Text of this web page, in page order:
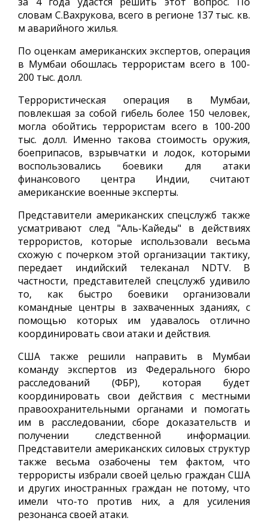
словам С.Вахрукова, всего в регионе 137 тыс. кв.
м аварийного жилья.
По оценкам американских экспертов, операция
в Мумбаи обошлась террористам всего в 100-
200 тыс. долл.
Террористическая операция в Мумбаи,
повлекшая за собой гибель более 150 человек,
могла обойтись террористам всего в 100-200
тыс. долл. Именно такова стоимость оружия,
боеприпасов, взрывчатки и лодок, которыми
воспользовались боевики для атаки
финансового центра Индии, считают
американские военные эксперты.
Представители американских спецслужб также
усматривают след "Аль-Кайеды" в действиях
террористов, которые использовали весьма
схожую с почерком этой организации тактику,
передает индийский телеканал NDTV. В
частности, представителей спецслужб удивило
то, как быстро боевики организовали
командные центры в захваченных зданиях, с
помощью которых им удавалось отлично
координировать свои атаки и действия.
США также решили направить в Мумбаи
команду экспертов из Федерального бюро
расследований (ФБР), которая будет
координировать свои действия с местными
правоохранительными органами и помогать
им в расследовании, сборе доказательств и
получении следственной информации.
Представители американских силовых структур
также весьма озабочены тем фактом, что
террористы избрали своей целью граждан США
и других иностранных граждан не потому, что
имели что-то против них, а для усиления
резонанса своей атаки.